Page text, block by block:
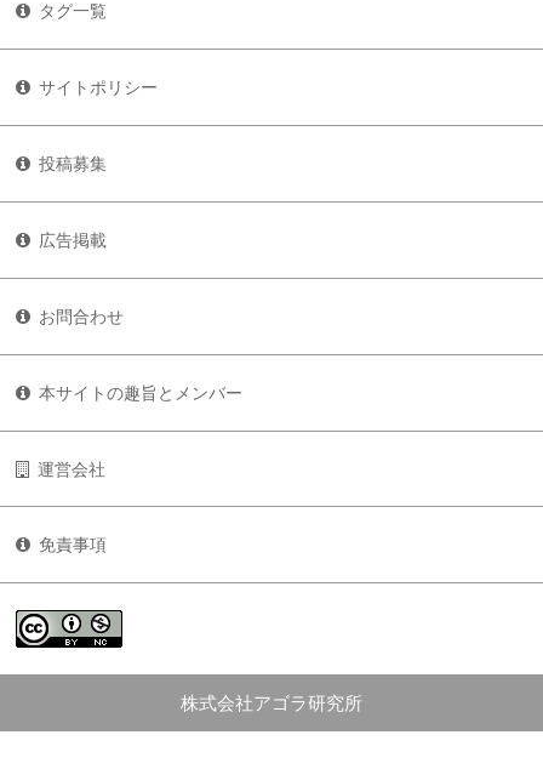
タグ一覧
サイトポリシー
投稿募集
広告掲載
お問合わせ
本サイトの趣旨とメンバー
運営会社
免責事項
株式会社アゴラ研究所